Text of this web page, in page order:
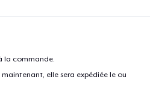
la commande.
elle sera expédiée le ou